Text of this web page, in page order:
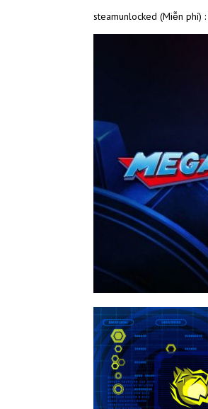
steamunlocked (Miễn phí) :